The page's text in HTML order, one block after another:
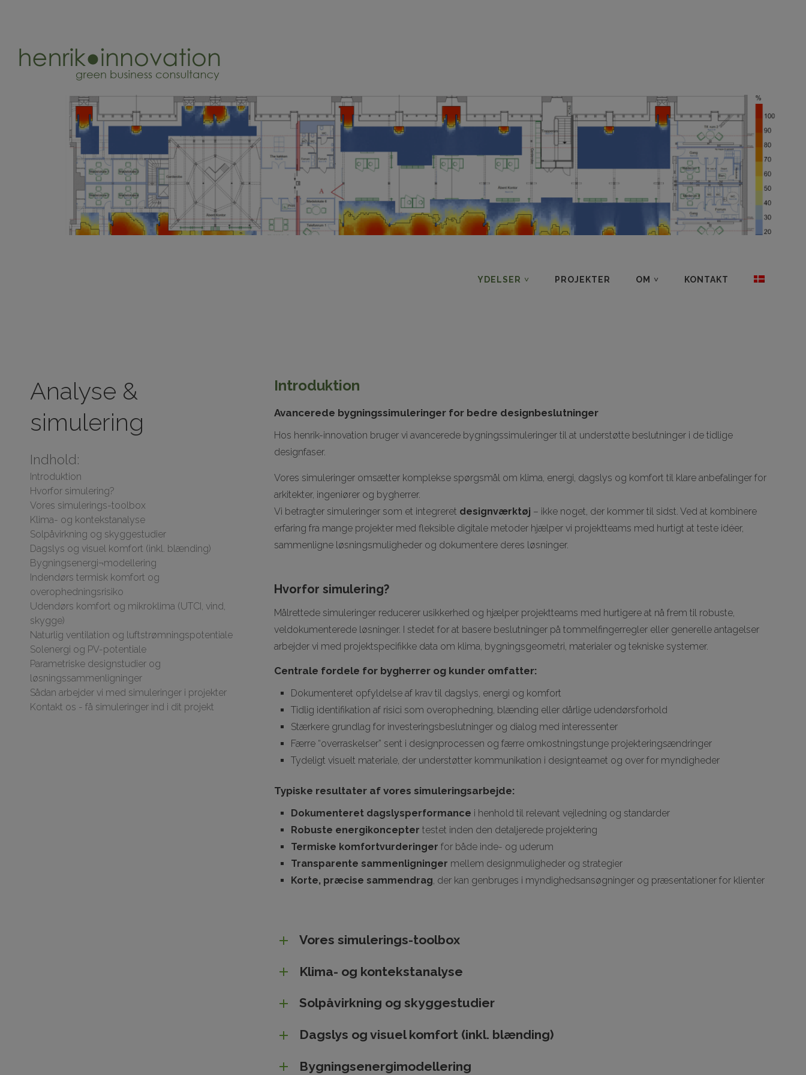
YDELSER PROJEKTER OM KONTAKT
Analyse &
simulering
Indhold:
Introduktion
Hvorfor simulering?
Vores simulerings-toolbox
Klima- og kontekstanalyse
Solpåvirkning og skyggestudier
Dagslys og visuel komfort (inkl. blænding)
Bygningsenergi¬modellering
Indendørs termisk komfort og
overophedningsrisiko
Udendørs komfort og mikroklima (UTCI, vind,
skygge)
Naturlig ventilation og luftstrømningspotentiale
Solenergi og PV-potentiale
Parametriske designstudier og
løsningssammenligninger
Sådan arbejder vi med simuleringer i projekter
Kontakt os - få simuleringer ind i dit projekt
Introduktion
Avancerede bygningssimuleringer for bedre designbeslutninger
Hos henrik-innovation bruger vi avancerede bygningssimuleringer til at understøtte beslutninger i de tidlige
designfaser.
Vores simuleringer omsætter komplekse spørgsmål om klima, energi, dagslys og komfort til klare anbefalinger for
arkitekter, ingeniører og bygherrer.
Vi betragter simuleringer som et integreret designværktøj – ikke noget, der kommer til sidst. Ved at kombinere
erfaring fra mange projekter med fleksible digitale metoder hjælper vi projektteams med hurtigt at teste idéer,
sammenligne løsningsmuligheder og dokumentere deres løsninger.
Hvorfor simulering?
Målrettede simuleringer reducerer usikkerhed og hjælper projektteams med hurtigere at nå frem til robuste,
veldokumenterede løsninger. I stedet for at basere beslutninger på tommelfingerregler eller generelle antagelser
arbejder vi med projektspecifikke data om klima, bygningsgeometri, materialer og tekniske systemer.
Centrale fordele for bygherrer og kunder omfatter:
Dokumenteret opfyldelse af krav til dagslys, energi og komfort
Tidlig identifikation af risici som overophedning, blænding eller dårlige udendørsforhold
Stærkere grundlag for investeringsbeslutninger og dialog med interessenter
Færre “overraskelser” sent i designprocessen og færre omkostningstunge projekteringsændringer
Tydeligt visuelt materiale, der understøtter kommunikation i designteamet og over for myndigheder
Typiske resultater af vores simuleringsarbejde:
Dokumenteret dagslysperformance i henhold til relevant vejledning og standarder
Robuste energikoncepter testet inden den detaljerede projektering
Termiske komfortvurderinger for både inde- og uderum
Transparente sammenligninger mellem designmuligheder og strategier
Korte, præcise sammendrag, der kan genbruges i myndighedsansøgninger og præsentationer for klienter
Vores simulerings-toolbox
Klima- og kontekstanalyse
Solpåvirkning og skyggestudier
Dagslys og visuel komfort (inkl. blænding)
Bygningsenergimodellering